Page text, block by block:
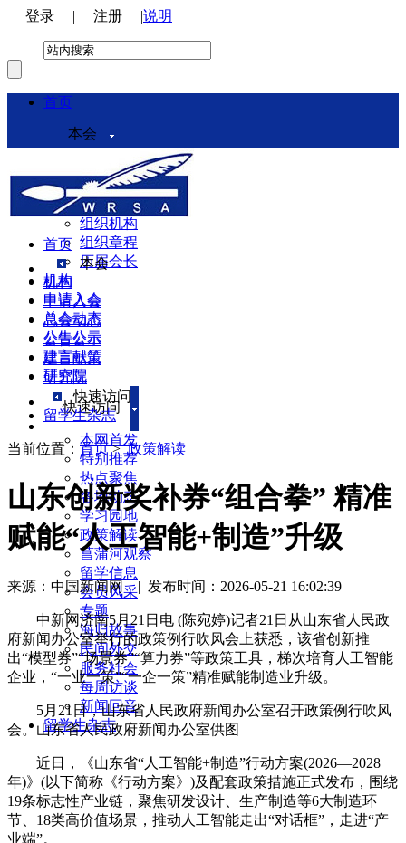
登录 | 注册 |说明
首页
本会
本会介绍
领导机构
理事会
组织机构
组织章程
历届会长
机构
申请入会
总会动态
公告公示
建言献策
研究院
快速访问
本网首发
特别推荐
热点聚焦
各地动态
学习园地
政策解读
菖蒲河观察
留学信息
会员风采
专题
海归故事
民间外交
服务社会
每周访谈
新闻回音
留学生杂志
首页
本会
机构
申请入会
总会动态
公告公示
建言献策
研究院
快速访问
留学生杂志
当前位置： 首页>政策解读
山东创新奖补券“组合拳” 精准
赋能“人工智能+制造”升级
来源：中国新闻网 | 发布时间：2026-05-21 16:02:39
中新网济南5月21日电 (陈宛婷)记者21日从山东省人民政
府新闻办公室举行的政策例行吹风会上获悉，该省创新推
出“模型券”“场景券”“算力券”等政策工具，梯次培育人工智能
企业，“一业一策”“一企一策”精准赋能制造业升级。
5月21日，山东省人民政府新闻办公室召开政策例行吹风
会。山东省人民政府新闻办公室供图
近日，《山东省“人工智能+制造”行动方案(2026—2028
年)》(以下简称《行动方案》)及配套政策措施正式发布，围绕
19条标志性产业链，聚焦研发设计、生产制造等6大制造环
节、18类高价值场景，推动人工智能走出“对话框”，走进“产
业端”。